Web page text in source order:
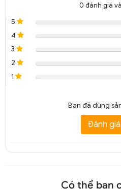
0 đánh giá
5
4
3
2
1
Bạn đã dùng
Đánh
Có thể bạn